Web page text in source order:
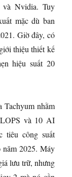
Nvidia. Tuy
mặc dù ban
Giờ đây, có
thiệu thiết kế
hiệu suất 20
Tachyum nhằm
và 10 AI
tiêu công suất
năm 2025. Máy
lưu trữ, nhưng